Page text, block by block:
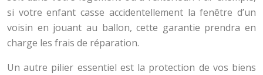
si votre enfant casse accidentellement la fenêtre d’un
voisin en jouant au ballon, cette garantie prendra en
charge les frais de réparation.
Un autre pilier essentiel est la protection de vos biens